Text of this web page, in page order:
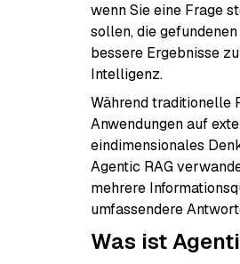
wenn Sie eine Frage
sollen, die
bessere Ergebnisse
Intelligenz.
Während traditionelle
Anwendungen auf
eindimensionales
Agentic RAG
mehrere
umfassendere
Was ist